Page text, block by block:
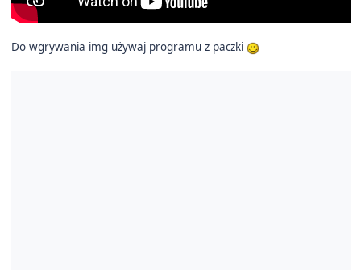
Do wgrywania img używaj programu z paczki